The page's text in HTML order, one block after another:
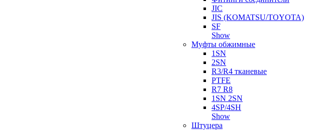
JIC
JIS (KOMATSU/TOYOTA)
SF
Show
Муфты обжимные
1SN
2SN
R3/R4 тканевые
PTFE
R7 R8
1SN 2SN
4SP/4SH
Show
Штуцера